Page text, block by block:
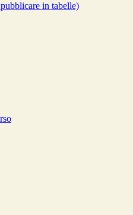
in tabelle)